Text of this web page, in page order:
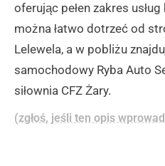
oferując pełen zakres
można łatwo dotrzeć od
Lelewela, a w pobliżu
samochodowy Ryba Auto
siłownia CFZ Żary.
(zgłoś, jeśli ten opis